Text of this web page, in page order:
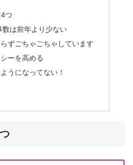
つ
数は前年より少ない
ずごちゃごちゃしています
ーを高める
うになってない！